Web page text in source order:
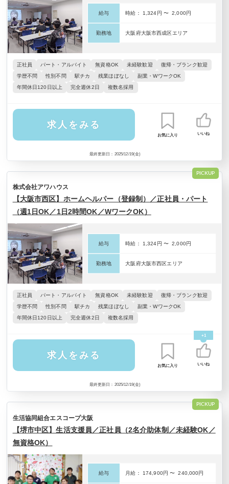
正社員 パート・アルバイト 無資格OK 未経験歓迎
復帰・ブランク歓迎
学歴不問
性別不問 駅チカ 残業ほぼなし
副業・WワークOK
年間休日120日以上
完全週休2日 複数名採用
給与 時給： 1,324円 〜 2,000円
勤務地 大阪府大阪市西成区エリア
最終更新日：2025/12/19(金)
求人をみる
お気に入り いいね
株式会社アワハウス
PICKUP
【大阪市西区】ホームヘルパー（登録制）／正社員・パート
（週1日OK／1日2時間OK／WワークOK）
正社員 パート・アルバイト 無資格OK 未経験歓迎
復帰・ブランク歓迎
学歴不問
性別不問 駅チカ 残業ほぼなし
副業・WワークOK
年間休日120日以上
完全週休2日 複数名採用
給与 時給： 1,324円 〜 2,000円
勤務地 大阪府大阪市西区エリア
最終更新日：2025/12/19(金)
求人をみる
お気に入り
+1
いいね
生活協同組合エスコープ大阪
PICKUP
【堺市中区】生活支援員／正社員（2名介助体制／未経験OK／
無資格OK）
給与 月給： 174,900円 〜 240,000円